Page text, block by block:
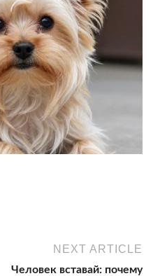
NEXT ARTICLE
Человек вставай: почему